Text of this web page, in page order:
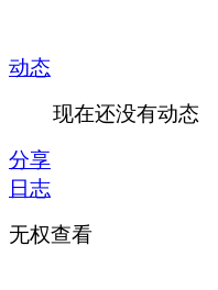
动态
现在还没有动态
分享
日志
无权查看